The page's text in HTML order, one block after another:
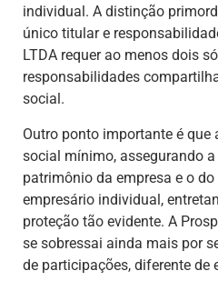
individual. A distinção
único titular e
LTDA requer ao menos dois
responsabilidades
social.
Outro ponto importante é que
social mínimo, assegurando
patrimônio da empresa e o do
empresário individual,
proteção tão evidente. A
se sobressai ainda mais por
de participações, diferente de